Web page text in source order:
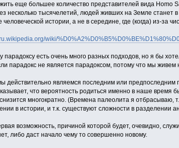
еще большее количество представителей вида Homo
несколько тысячелетий, людей живших на Земле
человеческой истории, а не в середине, где (когда) из-за
wiki/
парадоксу есть очень много разных подходов, но я бы
парадокс не является парадоксом, потому что мы
действительно являемся последним или предпоследним
что вероятность родиться именно в наше время
многократно. (Времена палеолита я
в истории, и т.к. существуют сложности в разделении
возможность, причиной которой будет, очевидно,
либо даст начало чему то совершенно новому.